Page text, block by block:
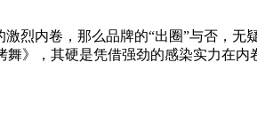
烈内卷，那么品牌的“出圈”与否，
》，其硬是凭借强劲的感染实力在内